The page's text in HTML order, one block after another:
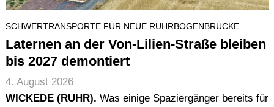
SCHWERTRANSPORTE FÜR NEUE RUHRBOGENBRÜCKE
Laternen an der Von-Lilien-Straße bleiben
bis 2027 demontiert
4. August 2026
WICKEDE (RUHR). Was einige Spaziergänger bereits für